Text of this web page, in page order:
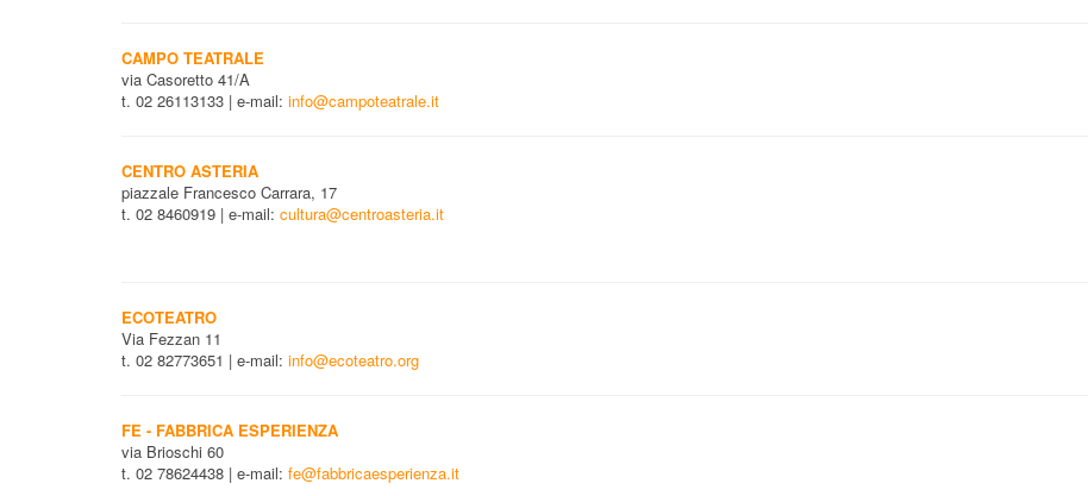
CAMPO TEATRALE
via Casoretto 41/A
t. 02 26113133 | e-mail: info@campoteatrale.it
CENTRO ASTERIA
piazzale Francesco Carrara, 17
t. 02 8460919 | e-mail: cultura@centroasteria.it
ECOTEATRO
Via Fezzan 11
t. 02 82773651 | e-mail: info@ecoteatro.org
FE - FABBRICA ESPERIENZA
via Brioschi 60
t. 02 78624438 | e-mail: fe@fabbricaesperienza.it